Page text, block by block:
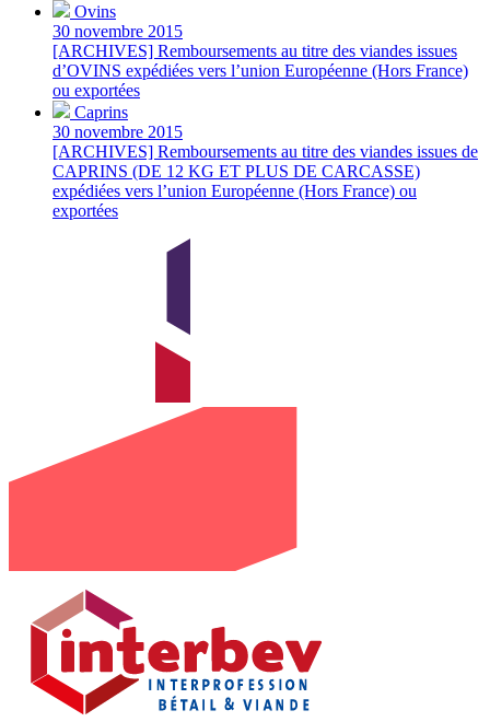
Ovins
30 novembre 2015
[ARCHIVES] Remboursements au titre des viandes issues
d’OVINS expédiées vers l’union Européenne (Hors France)
ou exportées
Caprins
30 novembre 2015
[ARCHIVES] Remboursements au titre des viandes issues de
CAPRINS (DE 12 KG ET PLUS DE CARCASSE)
expédiées vers l’union Européenne (Hors France) ou
exportées